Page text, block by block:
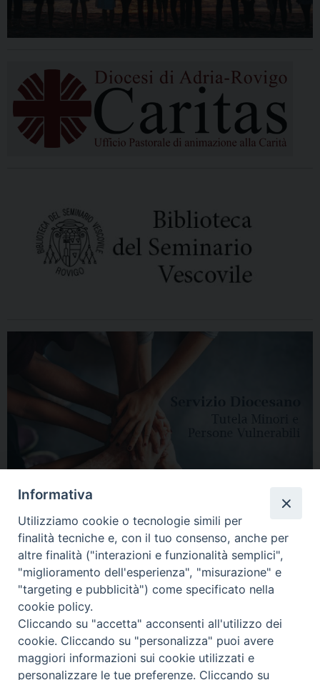
HOME DIOCESI VESCOVO CURIA VESCOVILE NEWS
APPUNTAMENTI CONTATTI SERVIZIO ANTENATI
Copyright © 2018 - 2021Diocesi di Adria Rovigo.All Rights Reserved.
Informativa
Utilizziamo cookie o tecnologie simili per
finalità tecniche e, con il tuo consenso, anche per
altre finalità ("interazioni e funzionalità semplici",
"miglioramento dell'esperienza", "misurazione" e
"targeting e pubblicità") come specificato nella
cookie policy.
Cliccando su "accetta" acconsenti all'utilizzo dei
cookie. Cliccando su "personalizza" puoi avere
maggiori informazioni sui cookie utilizzati e
personalizzare le tue preferenze. Cliccando su